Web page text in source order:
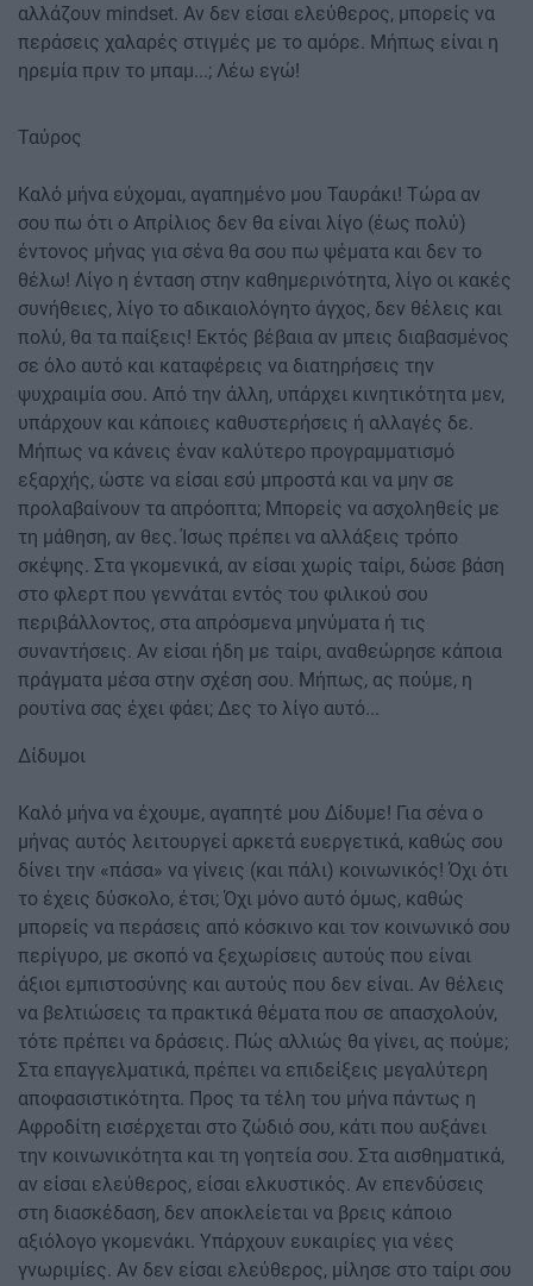
αλλάζουν mindset. Αν δεν είσαι ελεύθερος, μπορείς να
περάσεις χαλαρές στιγμές με το αμόρε. Μήπως είναι η
ηρεμία πριν το μπαμ...; Λέω εγώ!
Ταύρος
Καλό μήνα εύχομαι, αγαπημένο μου Ταυράκι! Τώρα αν
σου πω ότι ο Απρίλιος δεν θα είναι λίγο (έως πολύ)
έντονος μήνας για σένα θα σου πω ψέματα και δεν το
θέλω! Λίγο η ένταση στην καθημερινότητα, λίγο οι κακές
συνήθειες, λίγο το αδικαιολόγητο άγχος, δεν θέλεις και
πολύ, θα τα παίξεις! Εκτός βέβαια αν μπεις διαβασμένος
σε όλο αυτό και καταφέρεις να διατηρήσεις την
ψυχραιμία σου. Από την άλλη, υπάρχει κινητικότητα μεν,
υπάρχουν και κάποιες καθυστερήσεις ή αλλαγές δε.
Μήπως να κάνεις έναν καλύτερο προγραμματισμό
εξαρχής, ώστε να είσαι εσύ μπροστά και να μην σε
προλαβαίνουν τα απρόοπτα; Μπορείς να ασχοληθείς με
τη μάθηση, αν θες. Ίσως πρέπει να αλλάξεις τρόπο
σκέψης. Στα γκομενικά, αν είσαι χωρίς ταίρι, δώσε βάση
στο φλερτ που γεννάται εντός του φιλικού σου
περιβάλλοντος, στα απρόσμενα μηνύματα ή τις
συναντήσεις. Αν είσαι ήδη με ταίρι, αναθεώρησε κάποια
πράγματα μέσα στην σχέση σου. Μήπως, ας πούμε, η
ρουτίνα σας έχει φάει; Δες το λίγο αυτό...
Δίδυμοι
Καλό μήνα να έχουμε, αγαπητέ μου Δίδυμε! Για σένα ο
μήνας αυτός λειτουργεί αρκετά ευεργετικά, καθώς σου
δίνει την «πάσα» να γίνεις (και πάλι) κοινωνικός! Όχι ότι
το έχεις δύσκολο, έτσι; Όχι μόνο αυτό όμως, καθώς
μπορείς να περάσεις από κόσκινο και τον κοινωνικό σου
περίγυρο, με σκοπό να ξεχωρίσεις αυτούς που είναι
άξιοι εμπιστοσύνης και αυτούς που δεν είναι. Αν θέλεις
να βελτιώσεις τα πρακτικά θέματα που σε απασχολούν,
τότε πρέπει να δράσεις. Πώς αλλιώς θα γίνει, ας πούμε;
Στα επαγγελματικά, πρέπει να επιδείξεις μεγαλύτερη
αποφασιστικότητα. Προς τα τέλη του μήνα πάντως η
Αφροδίτη εισέρχεται στο ζώδιό σου, κάτι που αυξάνει
την κοινωνικότητα και τη γοητεία σου. Στα αισθηματικά,
αν είσαι ελεύθερος, είσαι ελκυστικός. Αν επενδύσεις
στη διασκέδαση, δεν αποκλείεται να βρεις κάποιο
αξιόλογο γκομενάκι. Υπάρχουν ευκαιρίες για νέες
γνωριμίες. Αν δεν είσαι ελεύθερος, μίλησε στο ταίρι σου